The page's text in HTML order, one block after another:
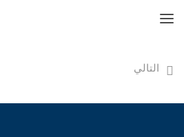
التالي